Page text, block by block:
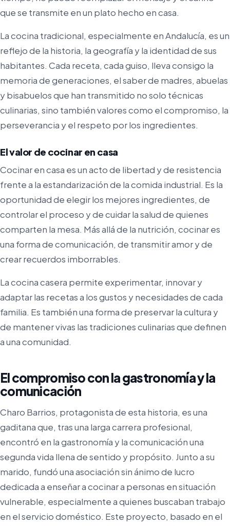
que se transmite en un plato hecho en casa.
La cocina tradicional, especialmente en Andalucía, es un
reflejo de la historia, la geografía y la identidad de sus
habitantes. Cada receta, cada guiso, lleva consigo la
memoria de generaciones, el saber de madres, abuelas
y bisabuelos que han transmitido no solo técnicas
culinarias, sino también valores como el compromiso, la
perseverancia y el respeto por los ingredientes.
El valor de cocinar en casa
Cocinar en casa es un acto de libertad y de resistencia
frente a la estandarización de la comida industrial. Es la
oportunidad de elegir los mejores ingredientes, de
controlar el proceso y de cuidar la salud de quienes
comparten la mesa. Más allá de la nutrición, cocinar es
una forma de comunicación, de transmitir amor y de
crear recuerdos imborrables.
La cocina casera permite experimentar, innovar y
adaptar las recetas a los gustos y necesidades de cada
familia. Es también una forma de preservar la cultura y
de mantener vivas las tradiciones culinarias que definen
a una comunidad.
El compromiso con la gastronomía y la
comunicación
Charo Barrios, protagonista de esta historia, es una
gaditana que, tras una larga carrera profesional,
encontró en la gastronomía y la comunicación una
segunda vida llena de sentido y propósito. Junto a su
marido, fundó una asociación sin ánimo de lucro
dedicada a enseñar a cocinar a personas en situación
vulnerable, especialmente a quienes buscaban trabajo
en el servicio doméstico. Este proyecto, basado en el